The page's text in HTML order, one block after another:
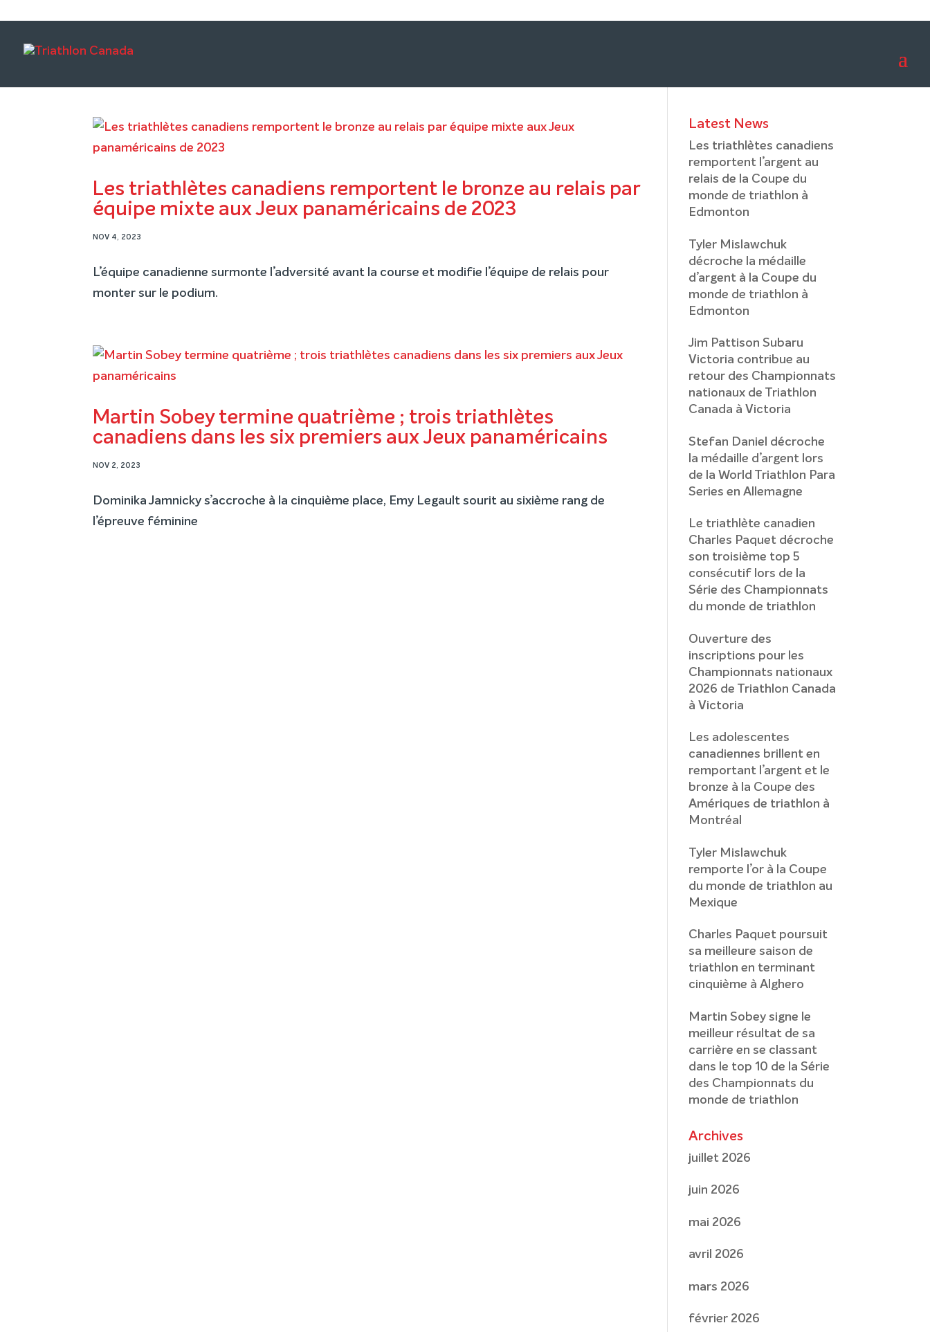
Les triathlètes canadiens remportent le bronze au relais par
équipe mixte aux Jeux panaméricains de 2023
NOV 4, 2023
L’équipe canadienne surmonte l’adversité avant la course et modifie l’équipe de relais pour
monter sur le podium.
Martin Sobey termine quatrième ; trois triathlètes
canadiens dans les six premiers aux Jeux panaméricains
NOV 2, 2023
Dominika Jamnicky s’accroche à la cinquième place, Emy Legault sourit au sixième rang de
l’épreuve féminine
Latest News
Les triathlètes canadiens
remportent l’argent au
relais de la Coupe du
monde de triathlon à
Edmonton
Tyler Mislawchuk
décroche la médaille
d’argent à la Coupe du
monde de triathlon à
Edmonton
Jim Pattison Subaru
Victoria contribue au
retour des Championnats
nationaux de Triathlon
Canada à Victoria
Stefan Daniel décroche
la médaille d’argent lors
de la World Triathlon Para
Series en Allemagne
Le triathlète canadien
Charles Paquet décroche
son troisième top 5
consécutif lors de la
Série des Championnats
du monde de triathlon
Ouverture des
inscriptions pour les
Championnats nationaux
2026 de Triathlon Canada
à Victoria
Les adolescentes
canadiennes brillent en
remportant l’argent et le
bronze à la Coupe des
Amériques de triathlon à
Montréal
Tyler Mislawchuk
remporte l’or à la Coupe
du monde de triathlon au
Mexique
Charles Paquet poursuit
sa meilleure saison de
triathlon en terminant
cinquième à Alghero
Martin Sobey signe le
meilleur résultat de sa
carrière en se classant
dans le top 10 de la Série
des Championnats du
monde de triathlon
Archives
juillet 2026
juin 2026
mai 2026
avril 2026
mars 2026
février 2026